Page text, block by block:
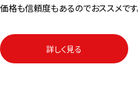
価格も信頼度もあるのでおススメです
詳しく見る